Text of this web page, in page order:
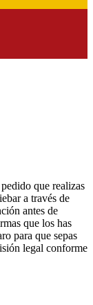
que realizas
a través de
antes de
que los has
para que sepas
legal conforme